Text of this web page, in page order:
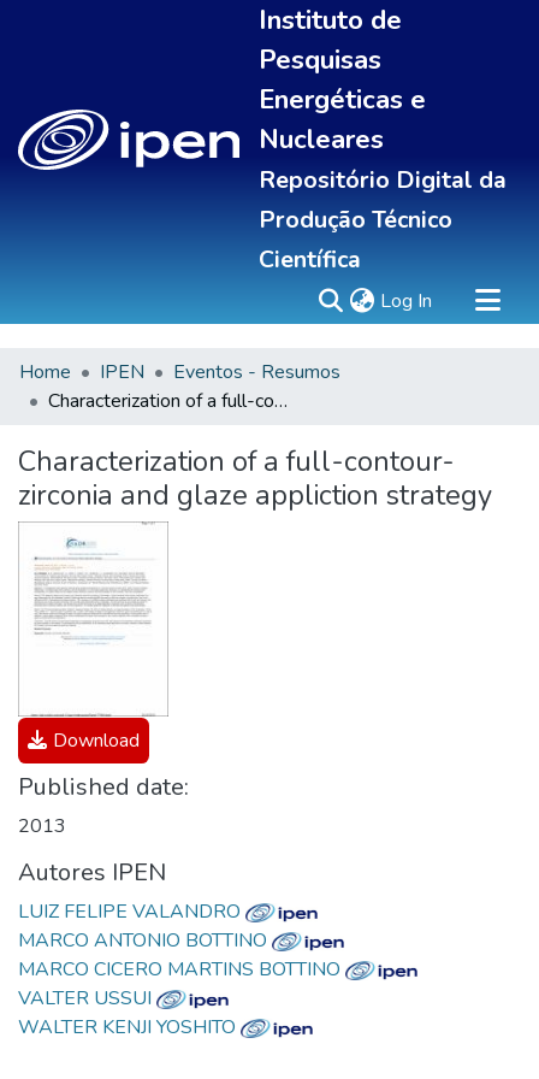
Instituto de
Pesquisas
Energéticas e
Nucleares
Repositório Digital da
Produção Técnico
Científica
Log In (current)
Sobre
All of DSpace
Statistics
Home IPEN
Eventos - Resumos
Characterization of a full-contour-zirconia and glaze appliction strategy
Characterization of a full-contour-
zirconia and glaze appliction strategy
Download
Published date:
2013
Autores IPEN
LUIZ FELIPE VALANDRO
MARCO ANTONIO BOTTINO
MARCO CICERO MARTINS BOTTINO
VALTER USSUI
WALTER KENJI YOSHITO